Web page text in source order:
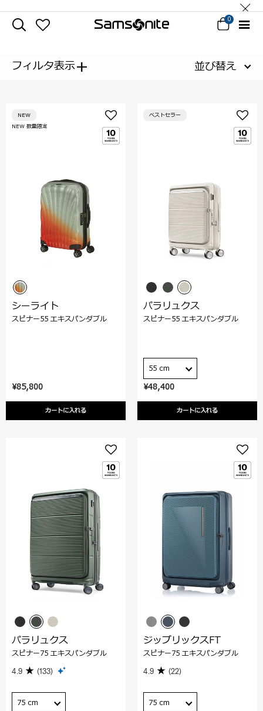
0
フィルタ表示+ 並び替え
¥85,800
カートに入れる
NEW 数量限定
NEW
シーライト
スピナー55 エキスパンダブル
¥48,400
カートに入れる
ベストセラー
パラリュクス
スピナー55 エキスパンダブル
55 cm
パラリュクス
スピナー75 エキスパンダブル
4.9 (133)
75 cm
ジップリックスFT
スピナー75 エキスパンダブル
4.9 (22)
75 cm